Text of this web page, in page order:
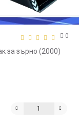
0
за зърно (2000)